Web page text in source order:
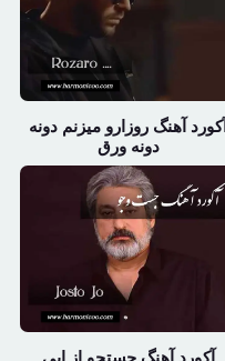
آکورد آهنگ روزارو میزنم دونه
دونه ورق